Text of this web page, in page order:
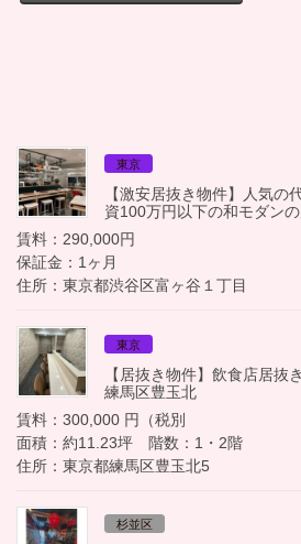
東京
【激安居抜き物件】人気の
資100万円以下の和モダンの
賃料：290,000円
保証金：1ヶ月
住所：東京都渋谷区富ヶ谷１丁目
東京
【居抜き物件】飲食店居抜
練馬区豊玉北
賃料：300,000 円（税別
面積：約11.23坪 階数：1・2階
住所：東京都練馬区豊玉北5
杉並区